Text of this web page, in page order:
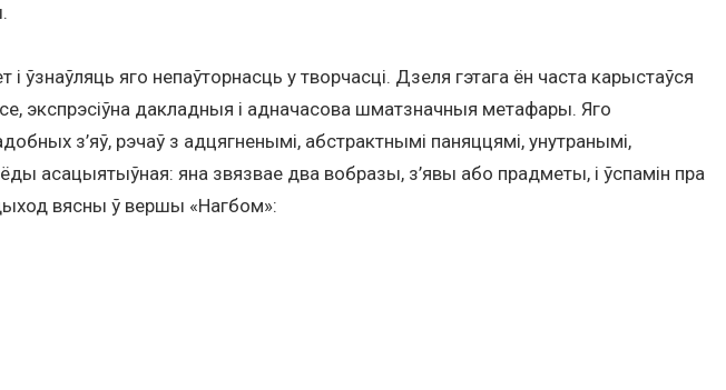
яго непаўторнасць у творчасці. Дзеля гэтага ён часта карыстаўся
экспрэсіўна дакладныя і адначасова шматзначныя метафары. Яго
з’яў, рэчаў з адцягненымі, абстрактнымі паняццямі, унутранымі,
асацыятыўная: яна звязвае два вобразы, з’явы або прадметы, і ўспамін пра
вясны ў вершы «Нагбом»: